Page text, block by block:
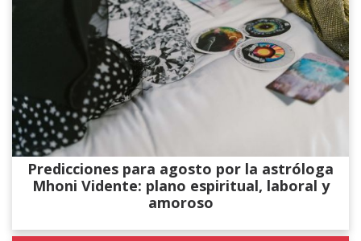
Predicciones para agosto por la astróloga
Mhoni Vidente: plano espiritual, laboral y
amoroso